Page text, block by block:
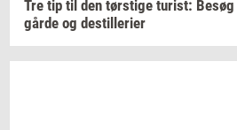
Tre tip til den tørsti­ge turist: Besøg
går­de og destil­le­ri­er